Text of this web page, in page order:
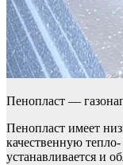
Пенопласт —
Пенопласт имеет
качественную
устанавливается и